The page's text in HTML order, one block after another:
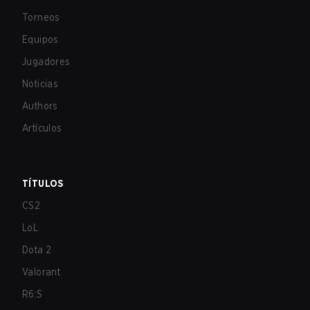
Torneos
Equipos
Jugadores
Noticias
Authors
Artículos
TÍTULOS
CS2
LoL
Dota 2
Valorant
R6:S